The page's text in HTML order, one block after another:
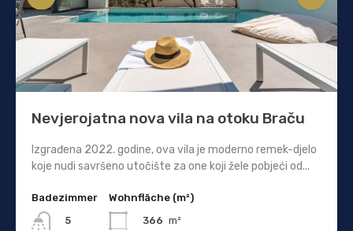
Nevjerojatna nova vila na otoku Braču
Izgrađena 2022. godine, ova vila je moderno remek-djelo
koje nudi savršeno utočište za one koji žele pobjeći od...
Badezimmer
5
Wohnfläche (m²)
366 m²